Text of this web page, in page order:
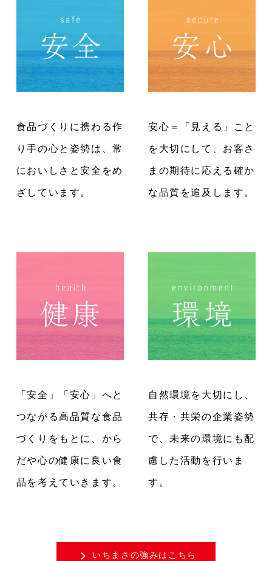
食品づくりに携わる作
り手の心と姿勢は、常
においしさと安全をめ
ざしています。
安心＝「見える」こと
を大切にして、お客さ
まの期待に応える確か
な品質を追及します。
「安全」「安心」へと
つながる高品質な食品
づくりをもとに、から
だや心の健康に良い食
品を考えていきます。
自然環境を大切にし、
共存・共栄の企業姿勢
で、未来の環境にも配
慮した活動を行いま
す。
いちまさの強みはこちら